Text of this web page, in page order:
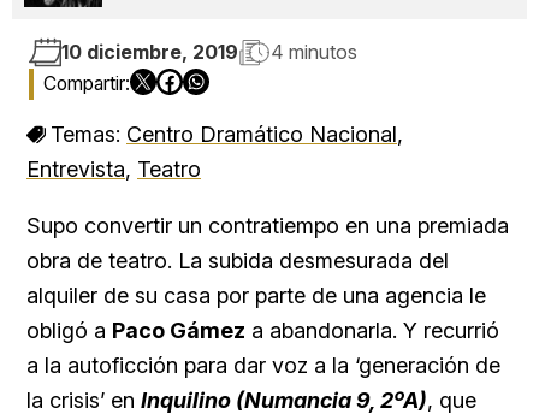
10 diciembre, 2019 4 minutos
Temas: Centro Dramático Nacional,
Entrevista, Teatro
Supo convertir un contratiempo en una premiada
obra de teatro. La subida desmesurada del
alquiler de su casa por parte de una agencia le
obligó a Paco Gámez a abandonarla. Y recurrió
a la autoficción para dar voz a la ‘generación de
la crisis’ en Inquilino (Numancia 9, 2ºA), que